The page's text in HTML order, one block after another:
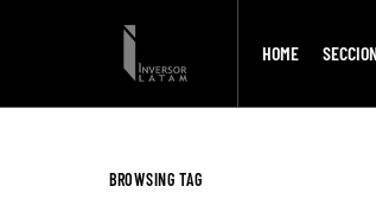
HOME
BROWSING TAG